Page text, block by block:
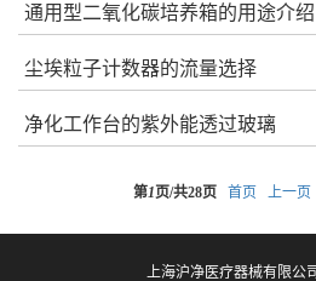
通用型二氧化碳培养箱的用途介绍
尘埃粒子计数器的流量选择
净化工作台的紫外能透过玻璃
第1页/共28页 首页 上一页
上海沪净医疗器械有限公